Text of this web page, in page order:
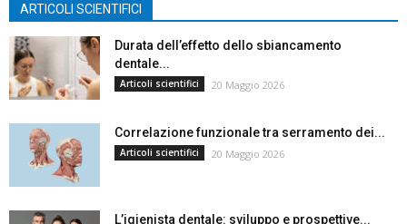
ARTICOLI SCIENTIFICI
Durata dell’effetto dello sbiancamento
dentale...
Articoli scientifici 20 Maggio 2026
Correlazione funzionale tra serramento dei...
Articoli scientifici 20 Maggio 2026
L’igienista dentale: sviluppo e prospettive...